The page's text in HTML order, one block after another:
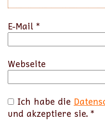
E-Mail *
Webseite
Ich habe die
und akzeptiere sie. *